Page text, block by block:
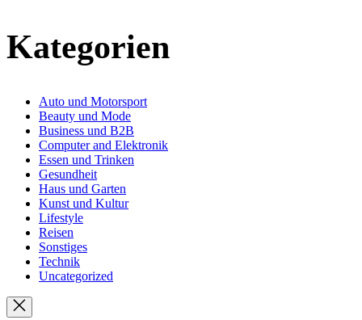
Kategorien
Auto und Motorsport
Beauty und Mode
Business und B2B
Computer and Elektronik
Essen und Trinken
Gesundheit
Haus und Garten
Kunst und Kultur
Lifestyle
Reisen
Sonstiges
Technik
Uncategorized